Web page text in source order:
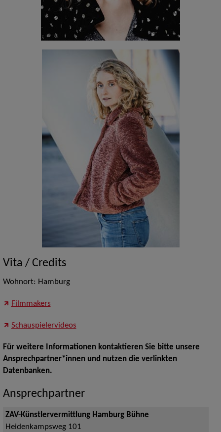
Vita / Credits
Wohnort: Hamburg
Filmmakers
Schauspielervideos
Für weitere Informationen kontaktieren Sie bitte unsere
Ansprechpartner*innen und nutzen die verlinkten
Datenbanken.
Ansprechpartner
ZAV-Künstlervermittlung Hamburg Bühne
Heidenkampsweg 101